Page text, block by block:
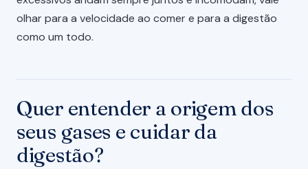
olhar para a velocidade ao comer e para a digestão
como um todo.
Quer entender a origem dos
seus gases e cuidar da
digestão?